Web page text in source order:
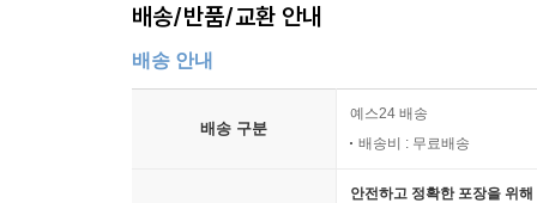
배송/반품/교환 안내
배송 안내
배송 구분
예스24 배송
배송비 : 무료배송
안전하고 정확한 포장을 위